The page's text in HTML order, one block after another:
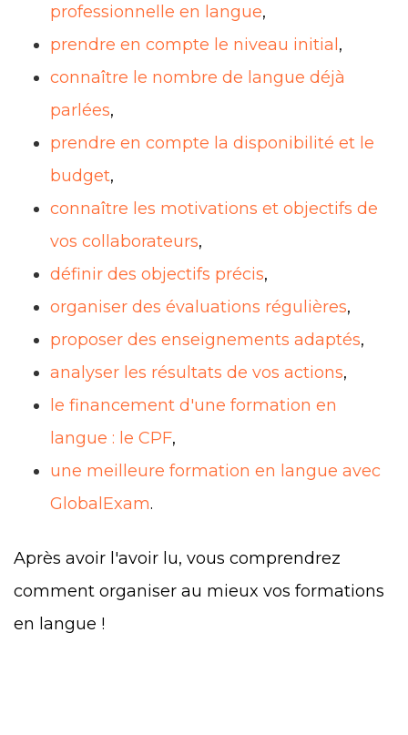
professionnelle en langue,
prendre en compte le niveau initial,
connaître le nombre de langue déjà
parlées,
prendre en compte la disponibilité et le
budget,
connaître les motivations et objectifs de
vos collaborateurs,
définir des objectifs précis,
organiser des évaluations régulières,
proposer des enseignements adaptés,
analyser les résultats de vos actions,
le financement d'une formation en
langue : le CPF,
une meilleure formation en langue avec
GlobalExam.
Après avoir l'avoir lu, vous comprendrez
comment organiser au mieux vos formations
en langue !